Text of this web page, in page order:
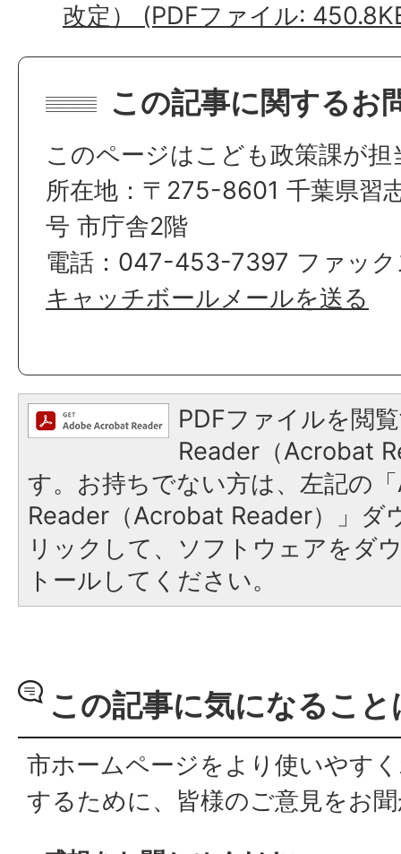
改定） (PDFファイル:
この記事に関するお
このページはこども政策課が
所在地：〒275-8601 千葉県習
号 市庁舎2階
電話：047-453-7397 ファッ
キャッチボールメールを送る
PDFファイルを閲
Reader（Acrobat
す。お持ちでない方は、左記の
Reader（Acrobat Reader）」ダ
リックして、ソフトウェアをダ
トールしてください。
この記事に気になるこ
市ホームページをより使いやす
するために、皆様のご意見をお